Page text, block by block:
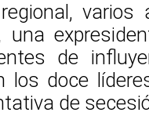
una
de
los doce
de